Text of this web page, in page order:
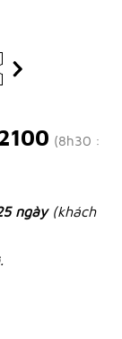
(8h30 :
ngày (khách